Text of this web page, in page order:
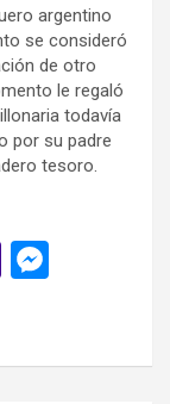
argentino
se consideró
de otro
le regaló
todavía
por su padre
tesoro.
Y
o
n